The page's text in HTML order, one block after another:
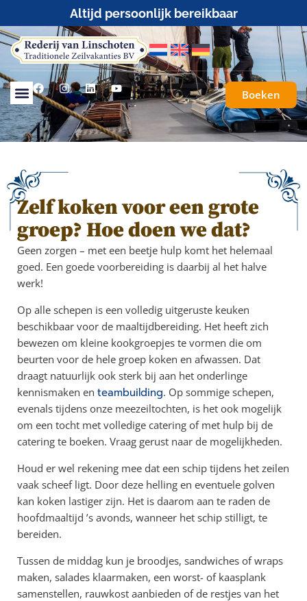
Altijd persoonlijk bereikbaar
Boeken
Zelf koken voor een grote
groep? Hoe doen we dat?
Geen zorgen – met een beetje hulp komt het helemaal
goed. Een goede voorbereiding is daarbij al het halve
werk!
Op alle schepen is een volledig uitgeruste keuken
beschikbaar voor de maaltijdbereiding. Het heeft zich
bewezen om kleine kookgroepjes te vormen die om
beurten voor de hele groep koken en afwassen. Dat
draagt natuurlijk ook sterk bij aan het onderlinge
kennismaken en teambuilding. Op sommige schepen,
evenals tijdens onze meezeiltochten, is het ook mogelijk
om een tocht met volledige catering of met hulp bij de
catering te boeken. Vraag gerust naar de mogelijkheden.
Houd er wel rekening mee dat een schip tijdens het zeilen
vaak scheef ligt. Door deze helling en eventuele golven
kan koken lastiger zijn. Het is daarom aan te raden de
hoofdmaaltijd ’s avonds, wanneer het schip stilligt, te
bereiden.
Tussen de middag kun je broodjes, sandwiches of wraps
maken, salades klaarmaken, een worst- of kaasplank
samenstellen, rauwkost aanbieden of de restjes van het